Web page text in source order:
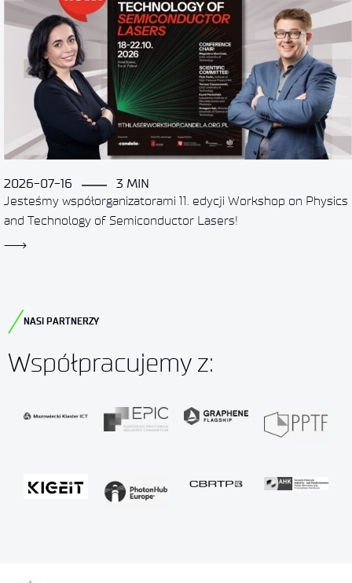
2026-07-16
3 MIN
Jesteśmy współorganizatorami 11. edycji Workshop on Physics
and Technology of Semiconductor Lasers!
NASI PARTNERZY
Współpracujemy z: